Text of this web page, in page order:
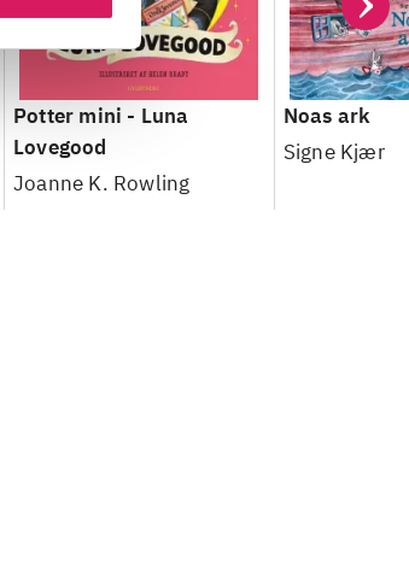
Potter mini - Luna
Lovegood
Joanne K. Rowling
Noas ark
Signe Kjær